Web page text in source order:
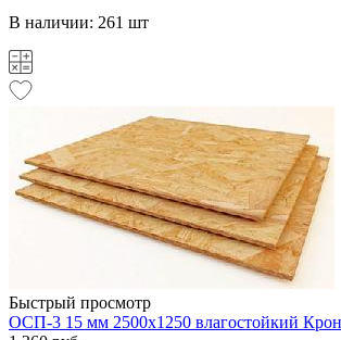
В наличии: 261 шт
Быстрый просмотр
ОСП-3 15 мм 2500х1250 влагостойкий